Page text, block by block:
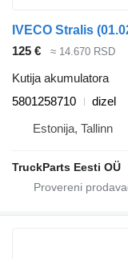
125 € ≈ 14.670 RSD
Kutija akumulatora
5801258710
dizel
Estonija, Tallinn
TruckParts Eesti OÜ